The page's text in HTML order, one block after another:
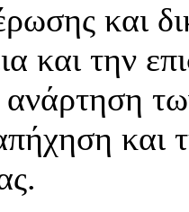
και
και την